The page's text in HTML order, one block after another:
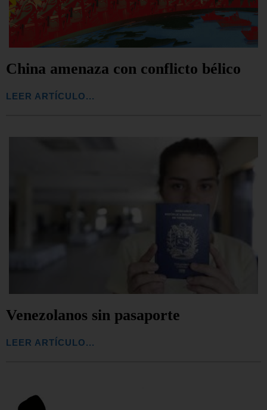
China amenaza con conflicto bélico
LEER ARTÍCULO...
Venezolanos sin pasaporte
LEER ARTÍCULO...